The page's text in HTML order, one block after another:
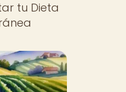
tu Dieta